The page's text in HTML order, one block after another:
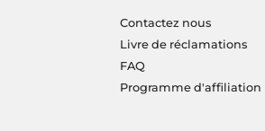
Contactez nous
Livre de réclamations
FAQ
Programme d'affiliation